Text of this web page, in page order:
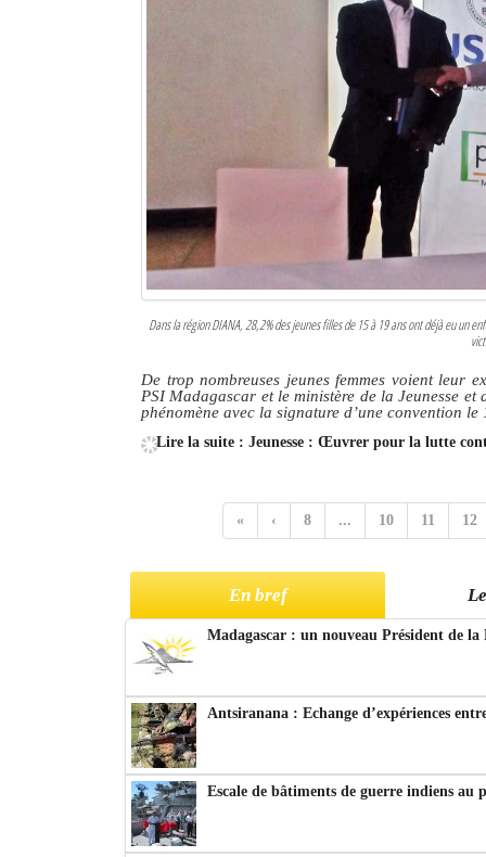
Dans la région DIANA, 28,2% des jeunes filles de 15 à 19 ans ont déjà eu un
De trop nombreuses jeunes femmes voient leur
PSI Madagascar et le ministère de la Jeunesse
phénomène avec la signature d’une convention le
Lire la suite : Jeunesse : Œuvrer pour la lutte
« ‹ 8 ... 10 11 12
En bref
Madagascar : un nouveau Président de
Antsiranana : Echange d’expériences
Escale de bâtiments de guerre indiens au